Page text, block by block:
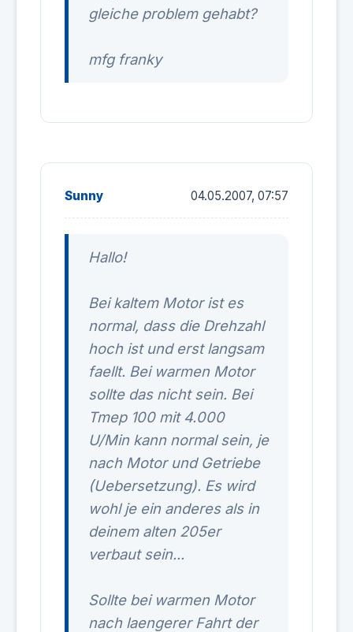
gleiche problem gehabt?
mfg franky
Sunny 04.05.2007, 07:57
Hallo!
Bei kaltem Motor ist es
normal, dass die Drehzahl
hoch ist und erst langsam
faellt. Bei warmen Motor
sollte das nicht sein. Bei
Tmep 100 mit 4.000
U/Min kann normal sein, je
nach Motor und Getriebe
(Uebersetzung). Es wird
wohl je ein anderes als in
deinem alten 205er
verbaut sein...
Sollte bei warmen Motor
nach laengerer Fahrt der